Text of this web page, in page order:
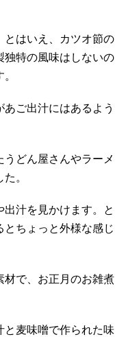
とはいえ、カツオ節の
独特の風味はしないの
ご出汁にはあるよう
どん屋さんやラーメ
。
汁を見かけます。と
ちょっと外様な感じ
材で、お正月のお雑煮
と麦味噌で作られた味